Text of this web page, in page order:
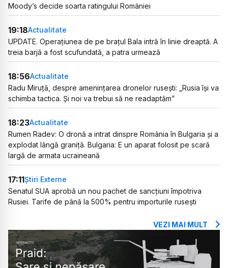
Moody’s decide soarta ratingului României
19:18Actualitate
UPDATE. Operațiunea de pe brațul Bala intră în linie dreaptă. A
treia barjă a fost scufundată, a patra urmează
18:56Actualitate
Radu Miruță, despre amenințarea dronelor rusești: „Rusia își va
schimba tactica. Și noi va trebui să ne readaptăm”
18:23Actualitate
Rumen Radev: O dronă a intrat dinspre România în Bulgaria și a
explodat lângă graniță. Bulgaria: E un aparat folosit pe scară
largă de armata ucraineană
17:11Știri Externe
Senatul SUA aprobă un nou pachet de sancțiuni împotriva
Rusiei. Tarife de până la 500% pentru importurile rusești
VEZI MAI MULT